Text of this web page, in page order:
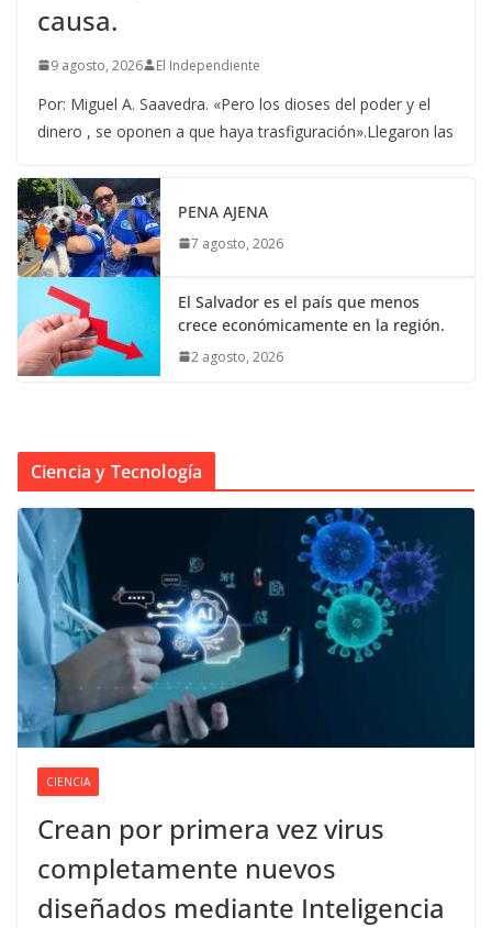
causa.
9 agosto, 2026 El Independiente
Por: Miguel A. Saavedra. «Pero los dioses del poder y el
dinero , se oponen a que haya trasfiguración».Llegaron las
PENA AJENA
7 agosto, 2026
El Salvador es el país que menos
crece económicamente en la región.
2 agosto, 2026
Ciencia y Tecnología
CIENCIA
Crean por primera vez virus
completamente nuevos
diseñados mediante Inteligencia